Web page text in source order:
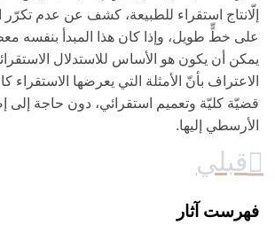
إلّانتاج استقراء للطبيعة، كشف عن عدم تكرّر
على خطٍّ طويل، وإذا كان هذا المبدأ بنفسه
يمكن أن يكون هو الأساس للاستدلال
الاعتراف بأنّ الأمثلة التي يعرضها الاستقراء
قضيّة كليّة وتعميم استقرائي، دون حاجة إلى
الأرسطي إليها.
قبلي
فهرست آثار